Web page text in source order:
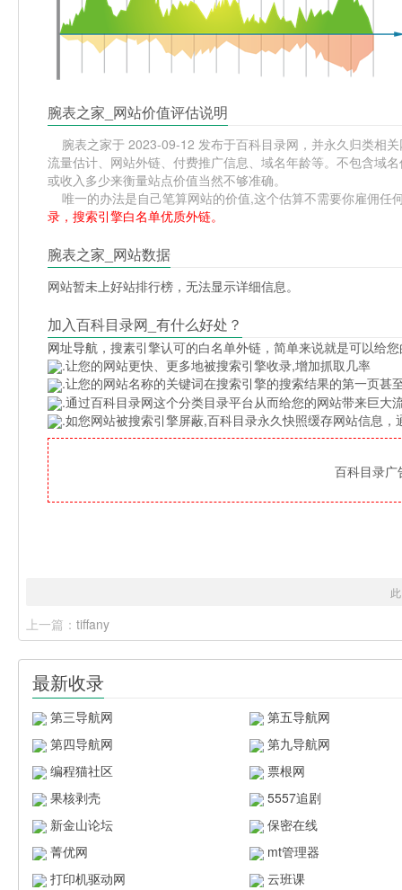
腕表之家_网站价值评估说明
腕表之家于 2023-09-12 发布于百科目录网，并永久归类相
流量估计、网站外链、付费推广信息、域名年龄等。不包含域
或收入多少来衡量站点价值当然不够准确。
唯一的办法是自己笔算网站的价值,这个估算不需要你雇佣任
录，搜索引擎白名单优质外链。
腕表之家_网站数据
网站暂未上好站排行榜，无法显示详细信息。
加入百科目录网_有什么好处？
网址导航 ，搜素引擎认可的白名单外链，简单来说就是可以给
.让您的网站更快、更多地被搜索引擎收录,增加抓取几率
.让您的网站名称的关键词在搜索引擎的搜索结果的第一页甚
.通过百科目录网这个分类目录平台从而给您的网站带来巨大
.如您网站被搜索引擎屏蔽,百科目录永久快照缓存网站信息
百科目录
上一篇： tiffany
最新收录
第三导航网
第五导航网
第四导航网
第九导航网
编程猫社区
票根网
果核剥壳
5557追剧
新金山论坛
保密在线
菁优网
mt管理器
打印机驱动网
云班课